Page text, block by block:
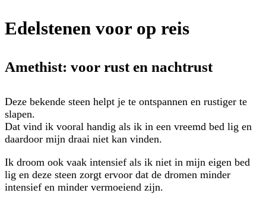
Edelstenen voor op reis
Amethist: voor rust en nachtrust
Deze bekende steen helpt je te ontspannen en rustiger te
slapen.
Dat vind ik vooral handig als ik in een vreemd bed lig en
daardoor mijn draai niet kan vinden.
Ik droom ook vaak intensief als ik niet in mijn eigen bed
lig en deze steen zorgt ervoor dat de dromen minder
intensief en minder vermoeiend zijn.